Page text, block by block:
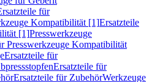
für
Kompatibilität [1]Ersatzteile
[1]Presswerkzeuge
Presswerkzeuge Kompatibilität
Ersatzteile für
Ersatzteile für
Ersatzteile für ZubehörWerkzeuge